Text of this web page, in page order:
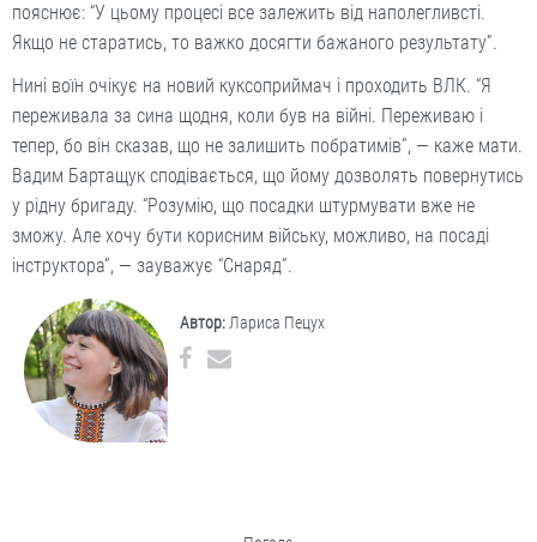
пояснює: “У цьому процесі все залежить від наполегливсті.
Якщо не старатись, то важко досягти бажаного результату”.
Нині воїн очікує на новий куксоприймач і проходить ВЛК. “Я
переживала за сина щодня, коли був на війні. Переживаю і
тепер, бо він сказав, що не залишить побратимів”, — каже мати.
Вадим Бартащук сподівається, що йому дозволять повернутись
у рідну бригаду. “Розумію, що посадки штурмувати вже не
зможу. Але хочу бути корисним війську, можливо, на посаді
інструктора”, — зауважує “Снаряд”.
Автор:Лариса Пецух